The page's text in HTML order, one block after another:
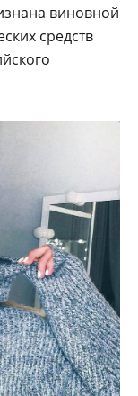
виновной
средств